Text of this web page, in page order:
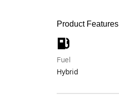
Product Features
Fuel
Hybrid